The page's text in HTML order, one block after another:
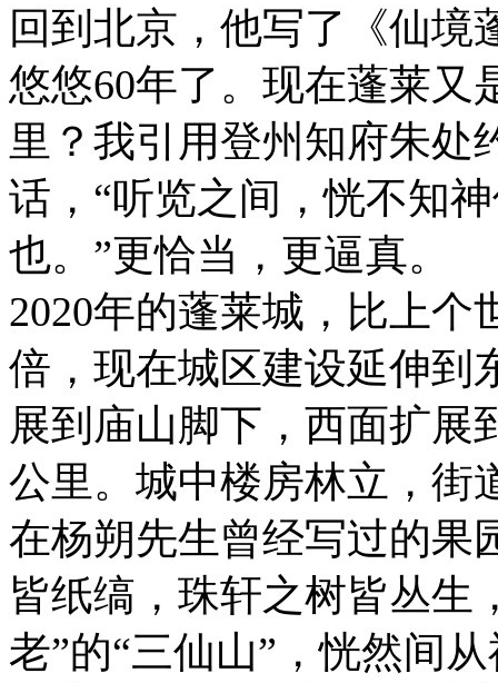
回到北京，他写了《仙境
悠悠60年了。现在蓬莱又
里？我引用登州知府朱处
话，“听览之间，恍不知
也。”更恰当，更逼真。
2020年的蓬莱城，比上
倍，现在城区建设延伸到
展到庙山脚下，西面扩展
公里。城中楼房林立，街
在杨朔先生曾经写过的果
皆纸缟，珠轩之树皆丛生
老”的“三仙山”，恍然间